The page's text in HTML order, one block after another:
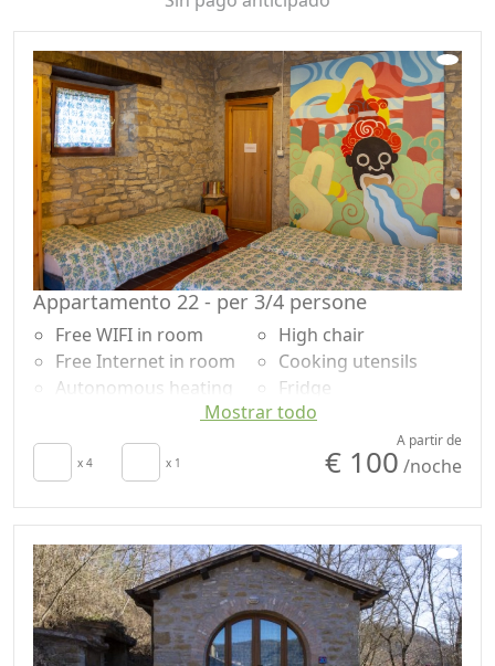
Appartamento 22 - per 3/4 persone
Free WIFI in room
Free Internet in room
Autonomous heating
Kitchen
Kitchenette
Cupboard or
Wardrobe
Desk
Sofa
Sofa bed
Dining table
High chair
Cooking utensils
Fridge
Coffee machine
Outdoor dining area
Shower
Garden
Mountain view
Garden view
Panoramic view
Own entrance
Mostrar todo
x 4 x 1
A partir de
€ 100 /noche